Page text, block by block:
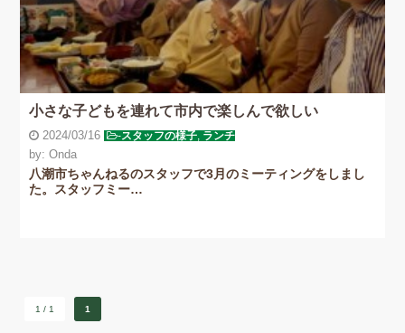
小さな子どもを連れて市内で楽しんで欲しい
2024/03/16 -スタッフの様子 ランチ
by: Onda
八潮市ちゃんねるのスタッフで3月のミーティングをしまし
た。スタッフミー…
1 / 1 1